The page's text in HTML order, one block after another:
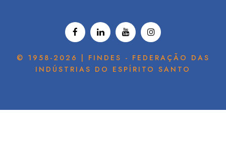
© 1958-2026 | FINDES - FEDERAÇÃO DAS
INDÚSTRIAS DO ESPÍRITO SANTO